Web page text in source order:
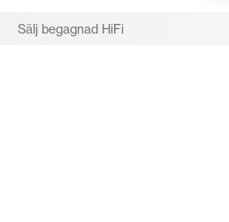
Sälj begagnad HiFi